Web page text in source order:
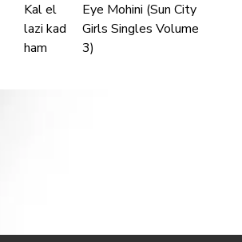
Kal el
lazi kad
ham
Eye Mohini (Sun City
Girls Singles Volume
3)